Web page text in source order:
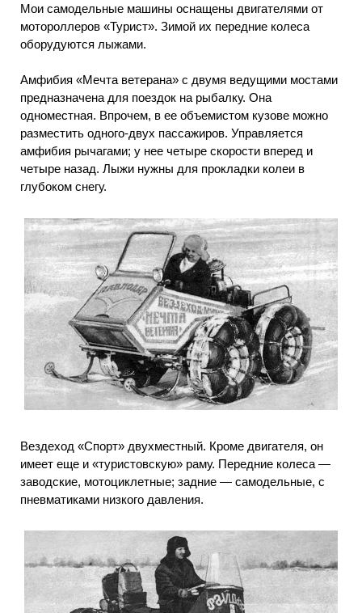
Мои самодельные машины оснащены двигателями от
мотороллеров «Турист». Зимой их передние колеса
оборудуются лыжами.
Амфибия «Мечта ветерана» с двумя ведущими мостами
предназначена для поездок на рыбалку. Она
одноместная. Впрочем, в ее объемистом кузове можно
разместить одного-двух пассажиров. Управляется
амфибия рычагами; у нее четыре скорости вперед и
четыре назад. Лыжи нужны для прокладки колеи в
глубоком снегу.
Вездеход «Спорт» двухместный. Кроме двигателя, он
имеет еще и «туристовскую» раму. Передние колеса —
заводские, мотоциклетные; задние — самодельные, с
пневматиками низкого давления.